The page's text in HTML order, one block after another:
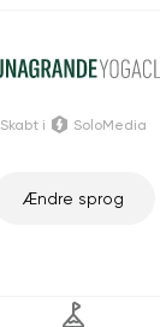
Ændre sprog
Skabt i SoloMedia